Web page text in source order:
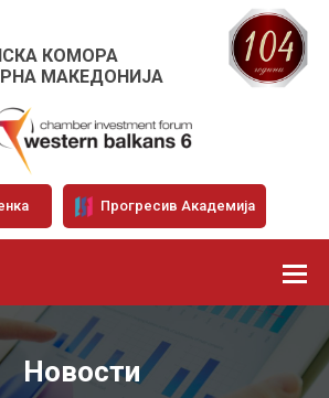
КОМОРА
МАКЕДОНИЈА
Прогресив Академија
Новости